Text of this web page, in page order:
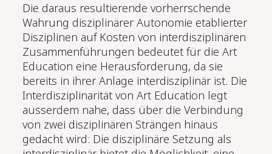
Die daraus resultierende vorherrschende
Wahrung disziplinärer Autonomie etablierter
Disziplinen auf Kosten von interdisziplinären
Zusammenführungen bedeutet für die Art
Education eine Herausforderung, da sie
bereits in ihrer Anlage interdisziplinär ist. Die
Interdisziplinarität von Art Education legt
ausserdem nahe, dass über die Verbindung
von zwei disziplinären Strängen hinaus
gedacht wird: Die disziplinäre Setzung als